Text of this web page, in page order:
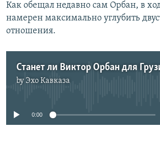
Как обещал недавно сам Орбан, в
намерен максимально углубить
отношения.
by Эхо Кавказа
0:00